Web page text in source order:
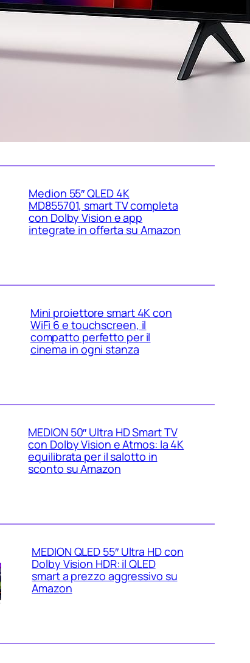
WiMiUS proiettore portatile 4K
smart con Netflix ready, il mini
Medion 55″ QLED 4K
MD855701, smart TV completa
con Dolby Vision e app
integrate in offerta su Amazon
Mini proiettore smart 4K con
WiFi 6 e touchscreen, il
compatto perfetto per il
cinema in ogni stanza
MEDION 50″ Ultra HD Smart TV
con Dolby Vision e Atmos: la 4K
equilibrata per il salotto in
sconto su Amazon
MEDION QLED 55″ Ultra HD con
Dolby Vision HDR: il QLED
smart a prezzo aggressivo su
Amazon